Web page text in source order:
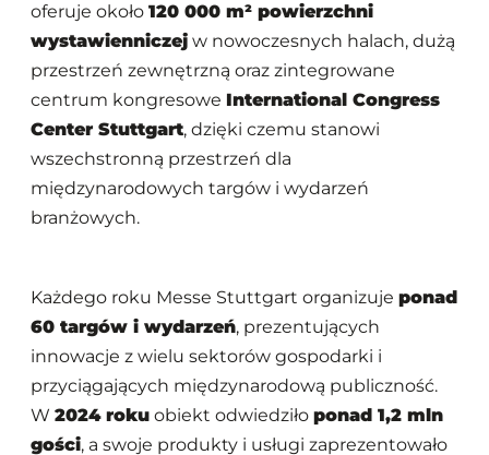
oferuje około 120 000 m² powierzchni
wystawienniczej w nowoczesnych halach, dużą
przestrzeń zewnętrzną oraz zintegrowane
centrum kongresowe International Congress
Center Stuttgart, dzięki czemu stanowi
wszechstronną przestrzeń dla
międzynarodowych targów i wydarzeń
branżowych.
Każdego roku Messe Stuttgart organizuje ponad
60 targów i wydarzeń, prezentujących
innowacje z wielu sektorów gospodarki i
przyciągających międzynarodową publiczność.
W 2024 roku obiekt odwiedziło ponad 1,2 mln
gości, a swoje produkty i usługi zaprezentowało